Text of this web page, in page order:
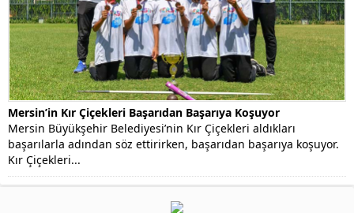
Mersin’in Kır Çiçekleri Başarıdan Başarıya Koşuyor
Mersin Büyükşehir Belediyesi’nin Kır Çiçekleri aldıkları
başarılarla adından söz ettirirken, başarıdan başarıya koşuyor.
Kır Çiçekleri...